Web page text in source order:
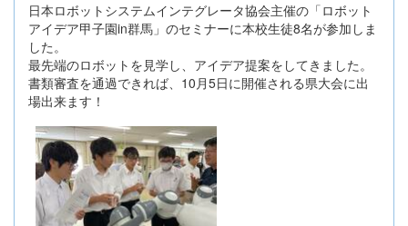
日本ロボットシステムインテグレータ協会主催の「ロボット
アイデア甲子園in群馬」のセミナーに本校生徒8名が参加しま
した。
最先端のロボットを見学し、アイデア提案をしてきました。
書類審査を通過できれば、10月5日に開催される県大会に出
場出来ます！